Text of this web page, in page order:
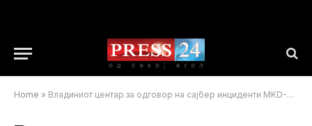
Home » Владиниот центар за одговор на сајбер инциденти MKD-GOV-CSIRT стана полноправна членка на FIRST